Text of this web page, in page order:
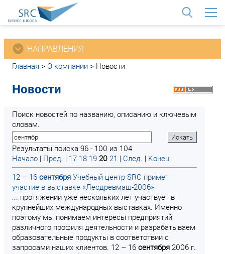
НАПРАВЛЕНИЯ
Главная > О компании > Новости
Новости
Поиск новостей по названию, описанию и ключевым
словам.
Результаты поиска 96 - 100 из 104
Начало | Пред. | 17 18 19 20 21 | След. | Конец
12 – 16 сентября Учебный центр SRC примет
участие в выставке «Лесдревмаш-2006»
... протяжении уже нескольких лет участвует в
крупнейших международных выставках. Именно
поэтому мы понимаем интересы предприятий
различного профиля деятельности и разрабатываем
образовательные продукты в соответствии с
запросами наших клиентов. 12 – 16 сентября 2006 г.